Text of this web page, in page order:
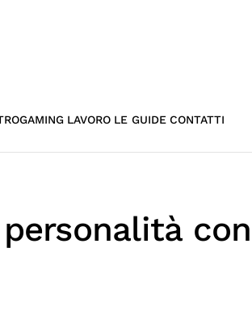
LAVORO LE GUIDE CONTATTI